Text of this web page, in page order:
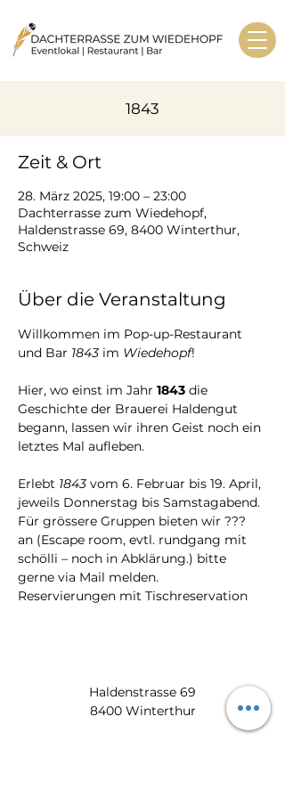
1843
Zeit & Ort
28. März 2025, 19:00 – 23:00
Dachterrasse zum Wiedehopf,
Haldenstrasse 69, 8400 Winterthur,
Schweiz
Über die Veranstaltung
Willkommen im Pop-up-Restaurant
und Bar 1843 im Wiedehopf!
Hier, wo einst im Jahr 1843 die
Geschichte der Brauerei Haldengut
begann, lassen wir ihren Geist noch ein
letztes Mal aufleben.
Erlebt 1843 vom 6. Februar bis 19. April,
jeweils Donnerstag bis Samstagabend.
Für grössere Gruppen bieten wir ???
an (Escape room, evtl. rundgang mit
schölli – noch in Abklärung.) bitte
gerne via Mail melden.
Reservierungen mit Tischreservation
Haldenstrasse 69
8400 Winterthur